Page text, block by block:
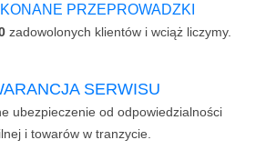
PRZEPROWADZKI
zadowolonych klientów i wciąż liczymy.
SERWISU
ubezpieczenie od odpowiedzialności
i towarów w tranzycie.